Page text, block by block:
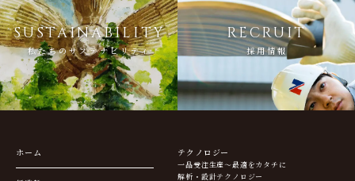
SUSTAINABILITY
私たちのサステナビリティ
RECRUIT
採用情報
ホーム テクノロジー
一品受注生産～最適をカタチに
解析・設計テクノロジー